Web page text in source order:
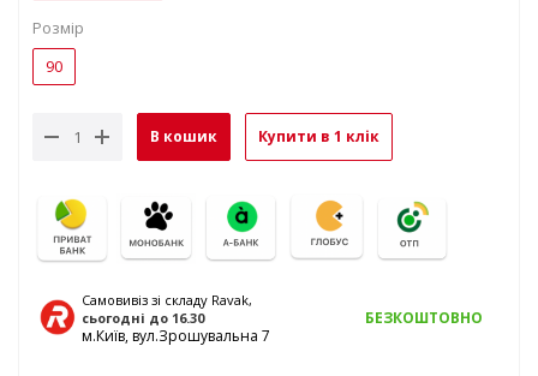
Розмір
90
В кошик Купити в 1 клік
Самовивіз зі складу Ravak,
сьогодні до 16.30
м.Київ, вул.Зрошувальна 7
БЕЗКОШТОВНО